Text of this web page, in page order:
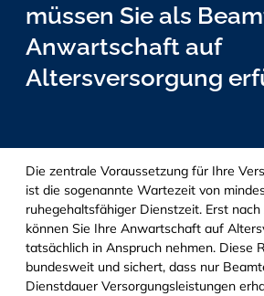
müssen Sie als
Anwartschaft auf
Altersversorgung
Die zentrale Voraussetzung für Ihre
ist die sogenannte Wartezeit von
ruhegehaltsfähiger Dienstzeit. Erst
können Sie Ihre Anwartschaft auf
tatsächlich in Anspruch nehmen. Diese
bundesweit und sichert, dass nur
Dienstdauer Versorgungsleistungen